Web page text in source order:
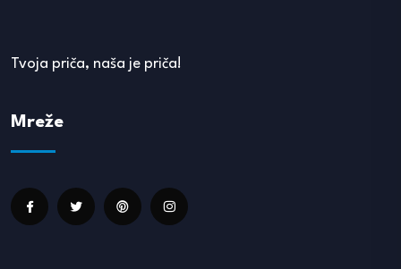
Tvoja priča, naša je priča!
Mreže